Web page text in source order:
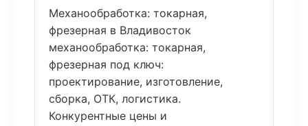
Механообработка: токарная,
фрезерная в Владивосток
механообработка: токарная,
фрезерная под ключ:
проектирование, изготовление,
сборка, ОТК, логистика.
Конкурентные цены и